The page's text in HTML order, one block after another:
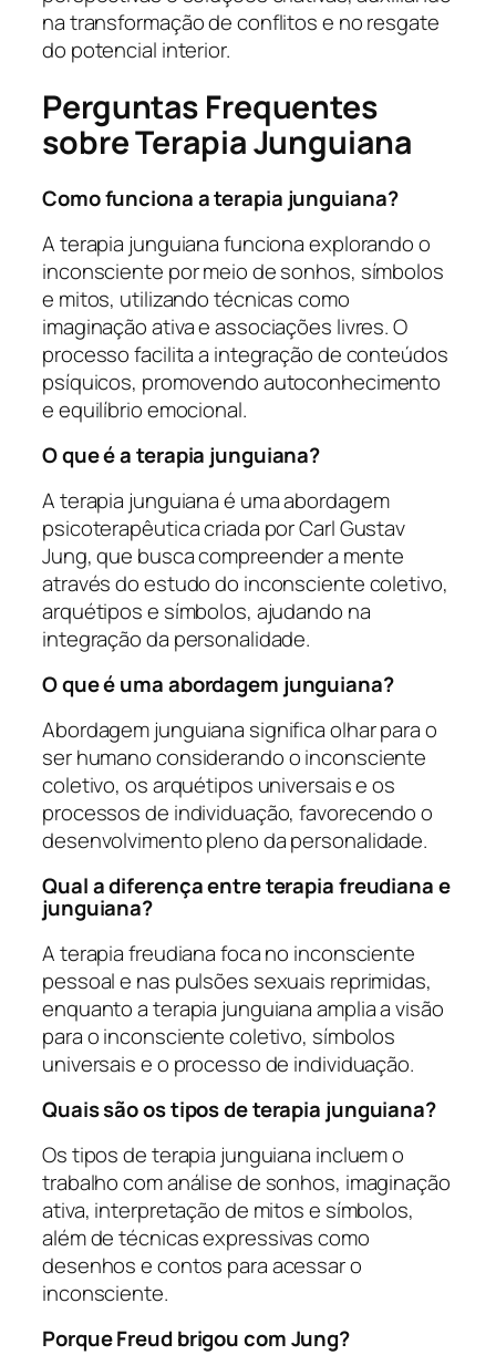
na transformação de conflitos e no resgate
do potencial interior.
Perguntas Frequentes
sobre Terapia Junguiana
Como funciona a terapia junguiana?
A terapia junguiana funciona explorando o
inconsciente por meio de sonhos, símbolos
e mitos, utilizando técnicas como
imaginação ativa e associações livres. O
processo facilita a integração de conteúdos
psíquicos, promovendo autoconhecimento
e equilíbrio emocional.
O que é a terapia junguiana?
A terapia junguiana é uma abordagem
psicoterapêutica criada por Carl Gustav
Jung, que busca compreender a mente
através do estudo do inconsciente coletivo,
arquétipos e símbolos, ajudando na
integração da personalidade.
O que é uma abordagem junguiana?
Abordagem junguiana significa olhar para o
ser humano considerando o inconsciente
coletivo, os arquétipos universais e os
processos de individuação, favorecendo o
desenvolvimento pleno da personalidade.
Qual a diferença entre terapia freudiana e
junguiana?
A terapia freudiana foca no inconsciente
pessoal e nas pulsões sexuais reprimidas,
enquanto a terapia junguiana amplia a visão
para o inconsciente coletivo, símbolos
universais e o processo de individuação.
Quais são os tipos de terapia junguiana?
Os tipos de terapia junguiana incluem o
trabalho com análise de sonhos, imaginação
ativa, interpretação de mitos e símbolos,
além de técnicas expressivas como
desenhos e contos para acessar o
inconsciente.
Porque Freud brigou com Jung?